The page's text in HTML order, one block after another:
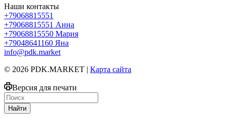
Наши контакты
+79068815551
+79068815551 Анна
+79068815550 Мария
+79048641160 Яна
info@pdk.market
© 2026 PDK.MARKET | Карта сайта
Версия для печати
Найти